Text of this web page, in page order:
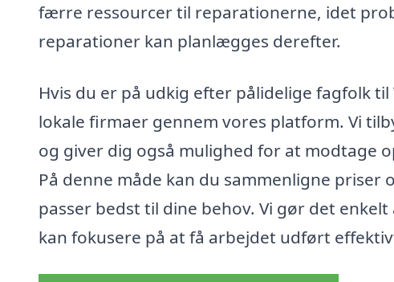
færre ressourcer til reparationerne, idet
reparationer kan planlægges derefter.
Hvis du er på udkig efter pålidelige fagfolk
lokale firmaer gennem vores platform. Vi
og giver dig også mulighed for at modtage
På denne måde kan du sammenligne
passer bedst til dine behov. Vi gør det
kan fokusere på at få arbejdet udført